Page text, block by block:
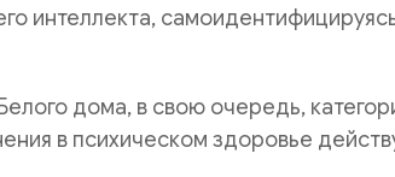
интеллекта,
дома, в свою очередь,
в психическом здоровье